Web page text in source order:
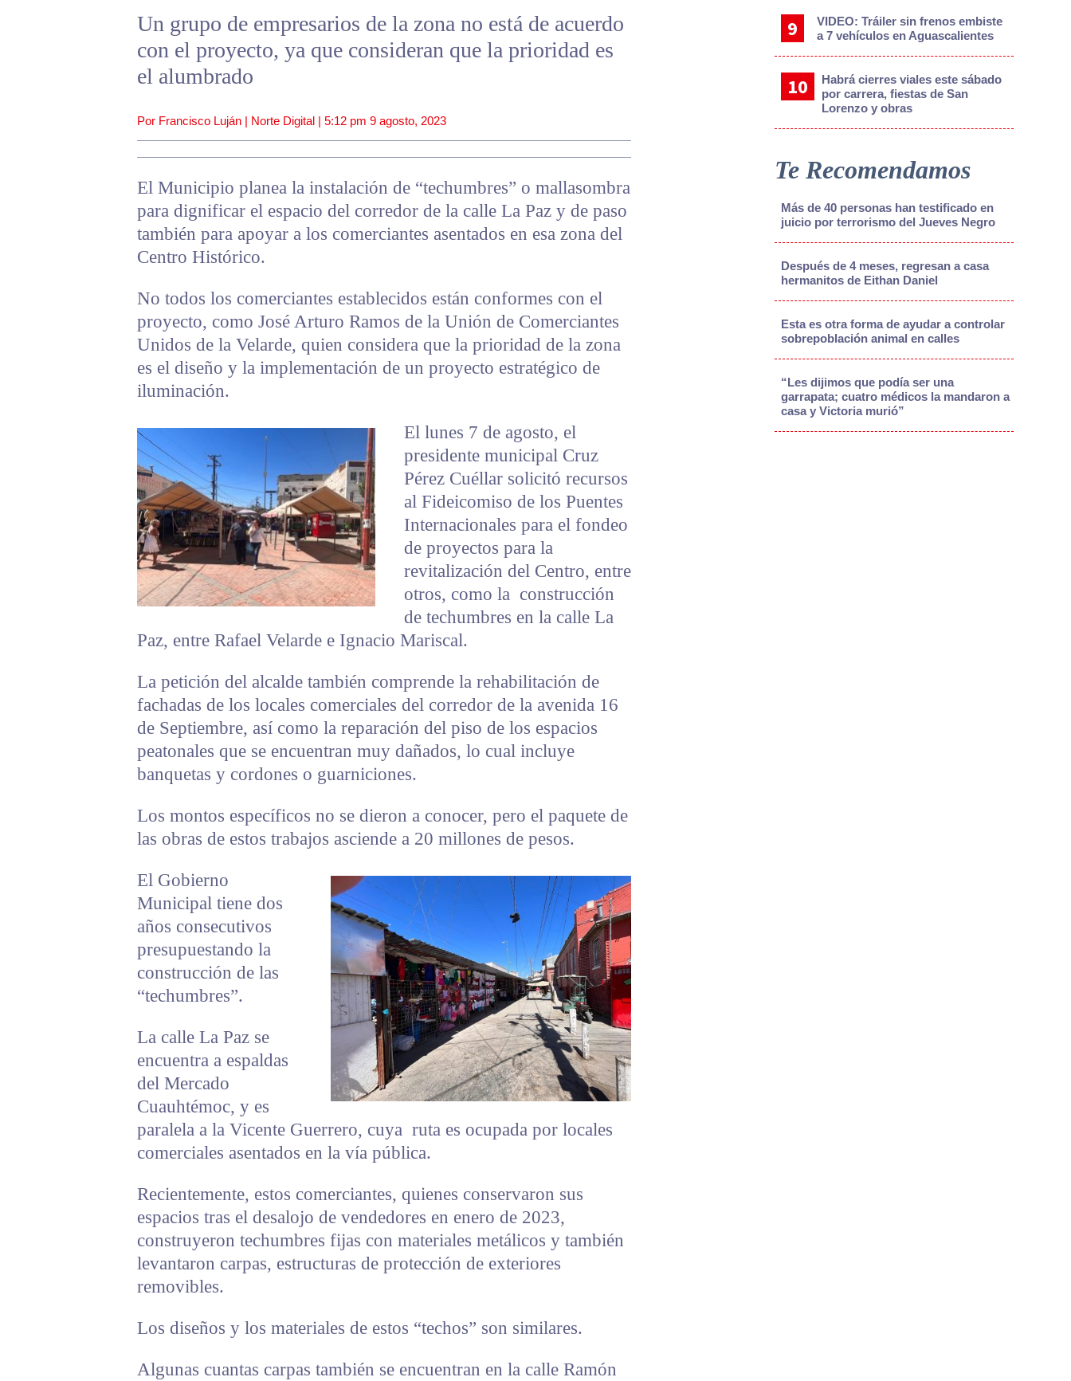
Un grupo de empresarios de la zona no está de acuerdo
con el proyecto, ya que consideran que la prioridad es
el alumbrado
Por Francisco Luján | Norte Digital | 5:12 pm 9 agosto, 2023
El Municipio planea la instalación de “techumbres” o mallasombra
para dignificar el espacio del corredor de la calle La Paz y de paso
también para apoyar a los comerciantes asentados en esa zona del
Centro Histórico.
No todos los comerciantes establecidos están conformes con el
proyecto, como José Arturo Ramos de la Unión de Comerciantes
Unidos de la Velarde, quien considera que la prioridad de la zona
es el diseño y la implementación de un proyecto estratégico de
iluminación.
El lunes 7 de agosto, el
presidente municipal Cruz
Pérez Cuéllar solicitó recursos
al Fideicomiso de los Puentes
Internacionales para el fondeo
de proyectos para la
revitalización del Centro, entre
otros, como la construcción
de techumbres en la calle La
Paz, entre Rafael Velarde e Ignacio Mariscal.
La petición del alcalde también comprende la rehabilitación de
fachadas de los locales comerciales del corredor de la avenida 16
de Septiembre, así como la reparación del piso de los espacios
peatonales que se encuentran muy dañados, lo cual incluye
banquetas y cordones o guarniciones.
Los montos específicos no se dieron a conocer, pero el paquete de
las obras de estos trabajos asciende a 20 millones de pesos.
El Gobierno
Municipal tiene dos
años consecutivos
presupuestando la
construcción de las
“techumbres”.
La calle La Paz se
encuentra a espaldas
del Mercado
Cuauhtémoc, y es
paralela a la Vicente Guerrero, cuya ruta es ocupada por locales
comerciales asentados en la vía pública.
Recientemente, estos comerciantes, quienes conservaron sus
espacios tras el desalojo de vendedores en enero de 2023,
construyeron techumbres fijas con materiales metálicos y también
levantaron carpas, estructuras de protección de exteriores
removibles.
Los diseños y los materiales de estos “techos” son similares.
Algunas cuantas carpas también se encuentran en la calle Ramón
VIDEO: Tráiler sin frenos embiste
a 7 vehículos en Aguascalientes
Habrá cierres viales este sábado
por carrera, fiestas de San
Lorenzo y obras
Te Recomendamos
Más de 40 personas han testificado en
juicio por terrorismo del Jueves Negro
Después de 4 meses, regresan a casa
hermanitos de Eithan Daniel
Esta es otra forma de ayudar a controlar
sobrepoblación animal en calles
“Les dijimos que podía ser una
garrapata; cuatro médicos la mandaron a
casa y Victoria murió”